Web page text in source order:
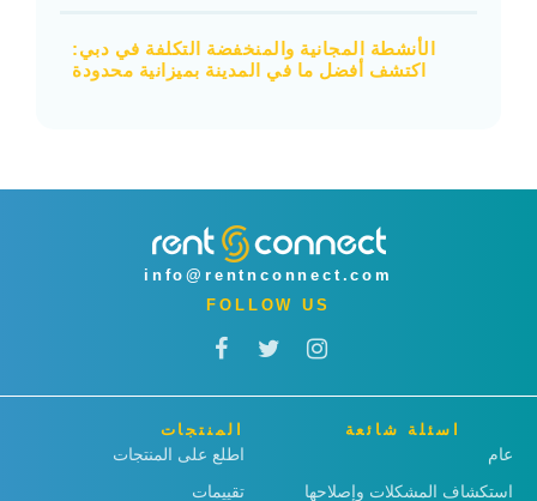
الأنشطة المجانية والمنخفضة التكلفة في دبي:
اكتشف أفضل ما في المدينة بميزانية محدودة
info@rentnconnect.com
FOLLOW US
المنتجات
اطلع على المنتجات
تقييمات
اسئلة شائعة
عام
استكشاف المشكلات وإصلاحها